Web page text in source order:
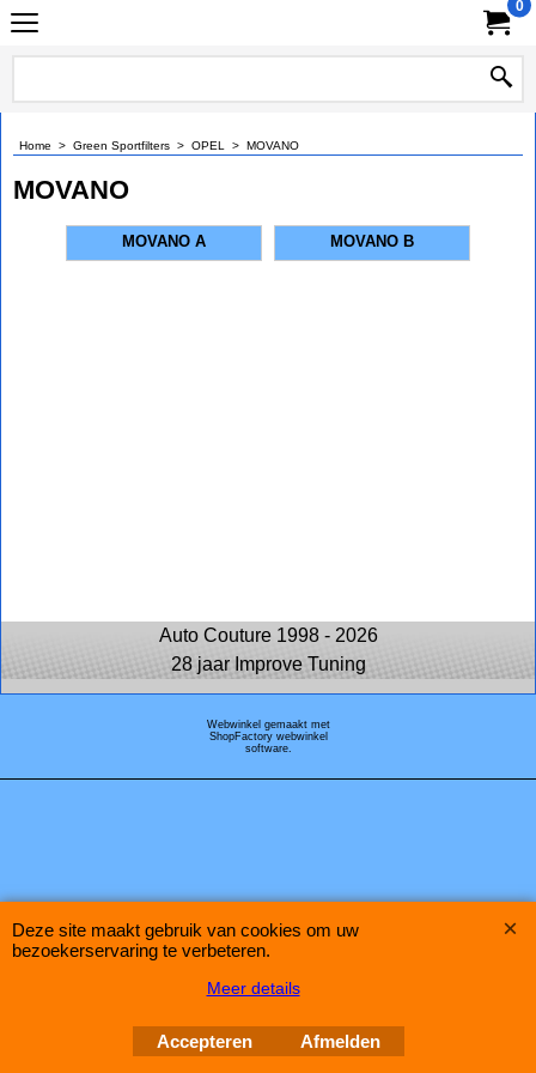
0
Home > Green Sportfilters > OPEL > MOVANO
MOVANO
MOVANO A MOVANO B
Auto Couture 1998 - 2026
28 jaar Improve Tuning
Webwinkel gemaakt met
ShopFactory webwinkel
software.
Deze site maakt gebruik van cookies om uw
bezoekerservaring te verbeteren.
Meer details
Accepteren Afmelden